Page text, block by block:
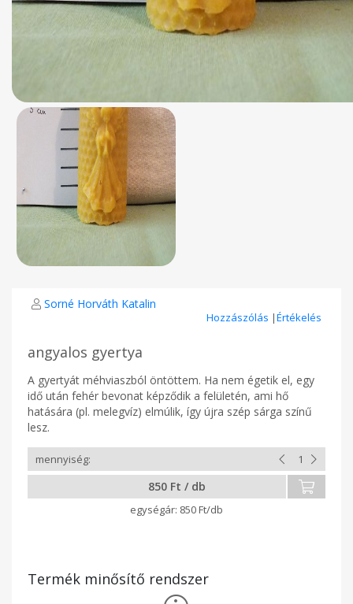
Sorné Horváth Katalin
Hozzászólás |Értékelés
angyalos gyertya
A gyertyát méhviaszból öntöttem. Ha nem égetik el, egy
idő után fehér bevonat képződik a felületén, ami hő
hatására (pl. melegvíz) elmúlik, így újra szép sárga színű
lesz.
850 Ft / db
850 Ft/db
Termék minősítő rendszer